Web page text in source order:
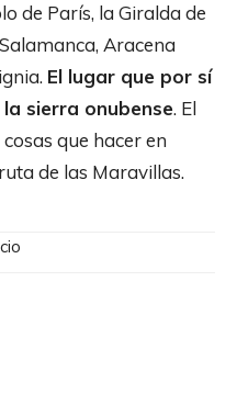
de París, la Giralda de
Aracena
El lugar que por sí
sierra onubense. El
que hacer en
de las Maravillas.